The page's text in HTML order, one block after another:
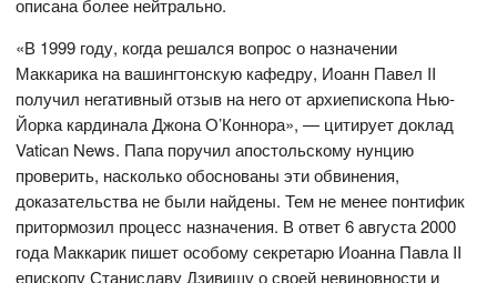
«В 1999 году, когда решался вопрос о назначении
Маккарика на вашингтонскую кафедру, Иоанн Павел II
получил негативный отзыв на него от архиепископа Нью-
Йорка кардинала Джона О’Коннора», — цитирует доклад
Vatican News. Папа поручил апостольскому нунцию
проверить, насколько обоснованы эти обвинения,
доказательства не были найдены. Тем не менее понтифик
притормозил процесс назначения. В ответ 6 августа 2000
года Маккарик пишет особому секретарю Иоанна Павла II
епископу Станиславу Дзивишу о своей невиновности и